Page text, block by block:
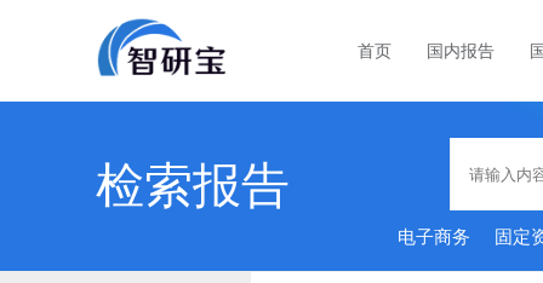
首页 国内报告
检索报告
电子商务 固定